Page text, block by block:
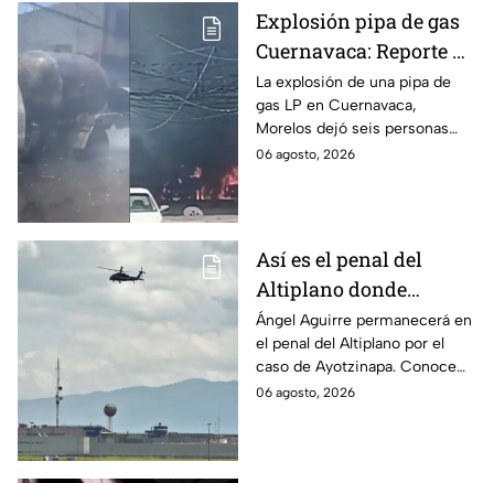
Explosión pipa de gas
Cuernavaca: Reporte de
víctimas tras estallido
en Morelos
La explosión de una pipa de
gas LP en Cuernavaca,
Morelos dejó seis personas
hospitalizadas. IMSS informó
06 agosto, 2026
Así es el penal del
Altiplano donde
permanecerá Ángel
Aguirre por caso
Ayotzinapa
Ángel Aguirre permanecerá en
el penal del Altiplano por el
caso de Ayotzinapa. Conoce
dónde está, cómo es esta
06 agosto, 2026